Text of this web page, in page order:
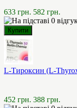
633 грн. 582 грн.
L-Тироксин (L-
452 грн. 388 грн.